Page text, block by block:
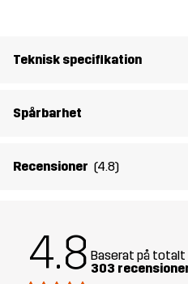
Artikelnummer 10911_2679
Teknisk specifikation
Spårbarhet
Recensioner (4.8)
4.8 Baserat på totalt
303